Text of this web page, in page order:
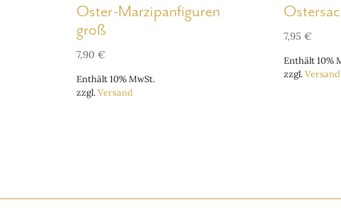
Oster-Marzipanfiguren
groß
7,90 €
Enthält 10% MwSt.
zzgl.Versand
7,95 €
Enthält 10%
zzgl.Versand